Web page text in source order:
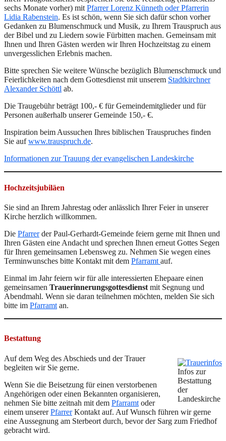
sechs Monate vorher) mitPfarrer Lorenz Künneth oder Pfarrerin
Lidia Rabenstein. Es ist schön, wenn Sie sich dafür schon vorher
Gedanken zu Blumenschmuck und Musik, zu Ihrem Trauspruch aus
der Bibel und zu Liedern sowie Fürbitten machen. Gemeinsam mit
Ihnen und Ihren Gästen werden wir Ihren Hochzeitstag zu einem
unvergesslichen Erlebnis machen.
Bitte sprechen Sie weitere Wünsche bezüglich Blumenschmuck und
Feierlichkeiten nach dem Gottesdienst mit unserem Stadtkirchner
Alexander Schöttl ab.
Die Traugebühr beträgt 100,- € für Gemeindemitglieder und für
Personen außerhalb unserer Gemeinde 150,- €.
Inspiration beim Aussuchen Ihres biblischen Trauspruches finden
Sie aufwww.trauspruch.de.
Informationen zur Trauung der evangelischen Landeskirche
Hochzeitsjubiläen
Sie sind an Ihrem Jahrestag oder anlässlich Ihrer Feier in unserer
Kirche herzlich willkommen.
Die Pfarrerder Paul-Gerhardt-Gemeinde feiern gerne mit Ihnen und
Ihren Gästen eine Andacht und sprechen Ihnen erneut Gottes Segen
für Ihren gemeinsamen Lebensweg zu. Nehmen Sie wegen eines
Terminwunsches bitte Kontakt mit dem Pfarramt auf.
Einmal im Jahr feiern wir für alle interessierten Ehepaare einen
gemeinsamen Trauerinnerungsgottesdienst mit Segnung und
Abendmahl. Wenn sie daran teilnehmen möchten, melden Sie sich
bitte im Pfarramt an.
Bestattung
Infos zur
Bestattung
der
Landeskirche
Auf dem Weg des Abschieds und der Trauer
begleiten wir Sie gerne.
Wenn Sie die Beisetzung für einen verstorbenen
Angehörigen oder einen Bekannten organisieren,
nehmen Sie bitte zeitnah mit dem Pfarramt oder
einem unsererPfarrerKontakt auf. Auf Wunsch führen wir gerne
eine Aussegnung am Sterbeort durch, bevor der Sarg zum Friedhof
gebracht wird.